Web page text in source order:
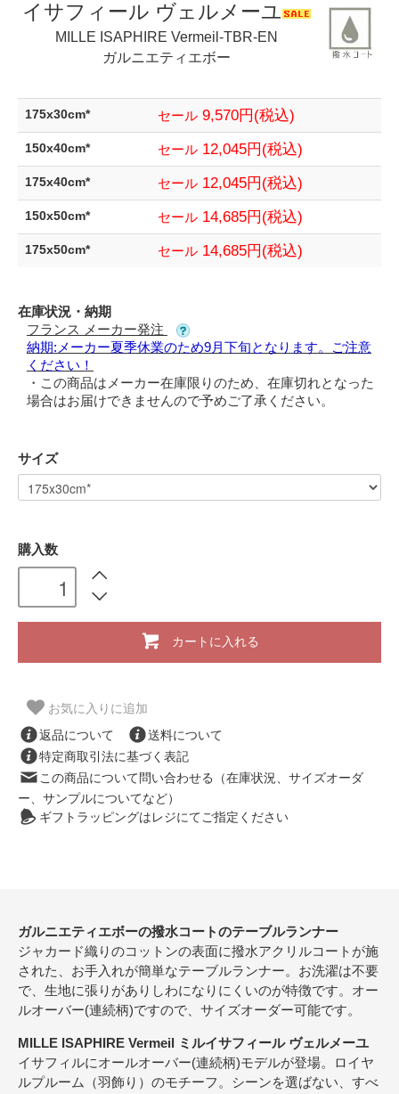
イサフィール ヴェルメーユ
MILLE ISAPHIRE Vermeil-TBR-EN
ガルニエティエボー
175x30cm* セール 9,570円(税込)
150x40cm* セール 12,045円(税込)
175x40cm* セール 12,045円(税込)
150x50cm* セール 14,685円(税込)
175x50cm* セール 14,685円(税込)
在庫状況・納期
フランス メーカー発注
納期:メーカー夏季休業のため9月下旬となります。ご注意
ください！
・この商品はメーカー在庫限りのため、在庫切れとなった
場合はお届けできませんので予めご了承ください。
サイズ
購入数
カートに入れる
お気に入りに追加
返品について
送料について
特定商取引法に基づく表記
この商品について問い合わせる（在庫状況、サイズオーダ
ー、サンプルについてなど）
ギフトラッピングはレジにてご指定ください
ガルニエティエボーの撥水コートのテーブルランナー
ジャカード織りのコットンの表面に撥水アクリルコートが施
された、お手入れが簡単なテーブルランナー。お洗濯は不要
で、生地に張りがありしわになりにくいのが特徴です。オー
ルオーバー(連続柄)ですので、サイズオーダー可能です。
MILLE ISAPHIRE Vermeil ミルイサフィール ヴェルメーユ
イサフィルにオールオーバー(連続柄)モデルが登場。ロイヤ
ルプルーム（羽飾り）のモチーフ。シーンを選ばない、すべ